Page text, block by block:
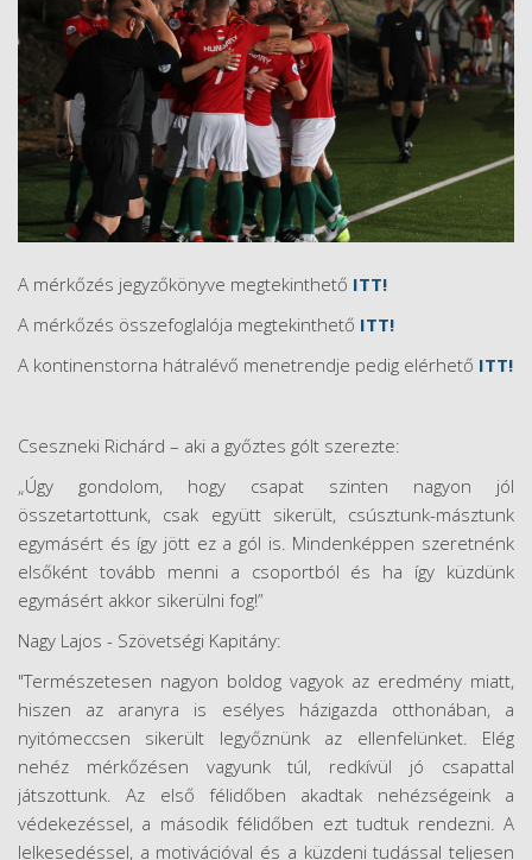
A mérkőzés jegyzőkönyve megtekinthető ITT!
A mérkőzés összefoglalója megtekinthető ITT!
A kontinenstorna hátralévő menetrendje pedig elérhető ITT!
Cseszneki Richárd – aki a győztes gólt szerezte:
„Úgy gondolom, hogy csapat szinten nagyon jól
összetartottunk, csak együtt sikerült, csúsztunk-másztunk
egymásért és így jött ez a gól is. Mindenképpen szeretnénk
elsőként tovább menni a csoportból és ha így küzdünk
egymásért akkor sikerülni fog!”
Nagy Lajos - Szövetségi Kapitány:
"Természetesen nagyon boldog vagyok az eredmény miatt,
hiszen az aranyra is esélyes házigazda otthonában, a
nyitómeccsen sikerült legyőznünk az ellenfelünket. Elég
nehéz mérkőzésen vagyunk túl, redkívül jó csapattal
játszottunk. Az első félidőben akadtak nehézségeink a
védekezéssel, a második félidőben ezt tudtuk rendezni. A
lelkesedéssel, a motivációval és a küzdeni tudással teljesen